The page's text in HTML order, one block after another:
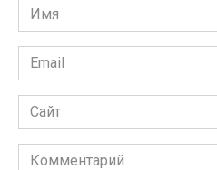
Имя
*
Email
*
Сайт
Комментарий